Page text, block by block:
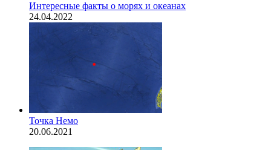
Интересные факты о морях и океанах
24.04.2022
Точка Немо
20.06.2021